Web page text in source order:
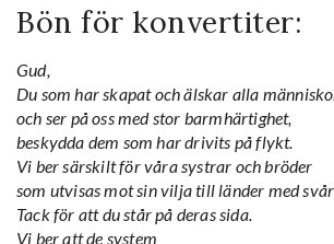
Bön för konvertiter:
Gud,
Du som har skapat och älskar alla
och ser på oss med stor barmhärtighet,
beskydda dem som har drivits på flykt.
Vi ber särskilt för våra systrar och bröder
som utvisas mot sin vilja till länder med
Tack för att du står på deras sida.
Vi ber att de system